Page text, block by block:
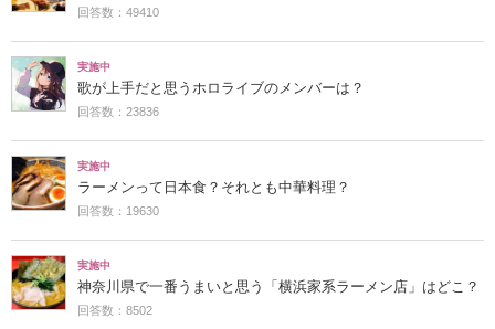
回答数：49410
実施中
歌が上手だと思うホロライブのメンバーは？
回答数：23836
実施中
ラーメンって日本食？それとも中華料理？
回答数：19630
実施中
神奈川県で一番うまいと思う「横浜家系ラーメン店」はどこ？
回答数：8502